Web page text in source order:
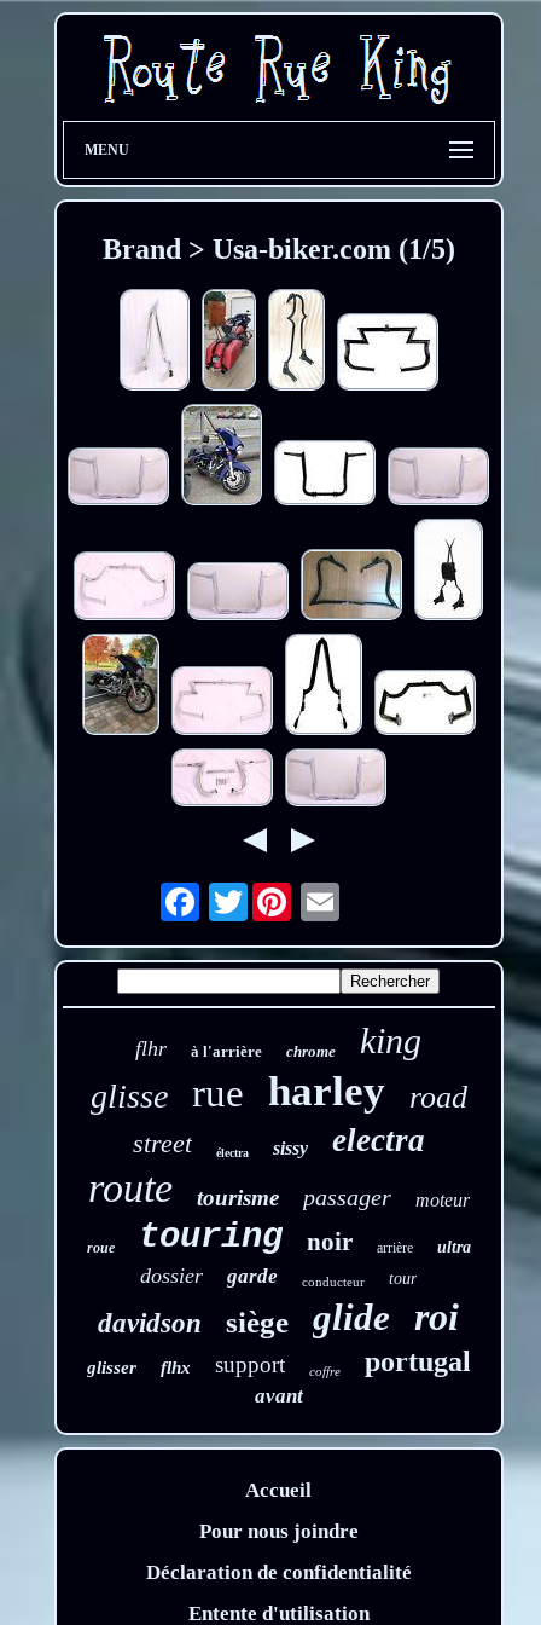
MENU
Brand > Usa-biker.com (1/5)
Twitter Email
flhr à l'arrière chrome king
glisse rue harley road
street électra sissy electra
route tourisme passager moteur
roue touring noir arrière ultra
dossier garde conducteur tour
davidson siège glide roi
glisser flhx support coffre portugal
avant
Accueil
Pour nous joindre
Déclaration de confidentialité
Entente d'utilisation